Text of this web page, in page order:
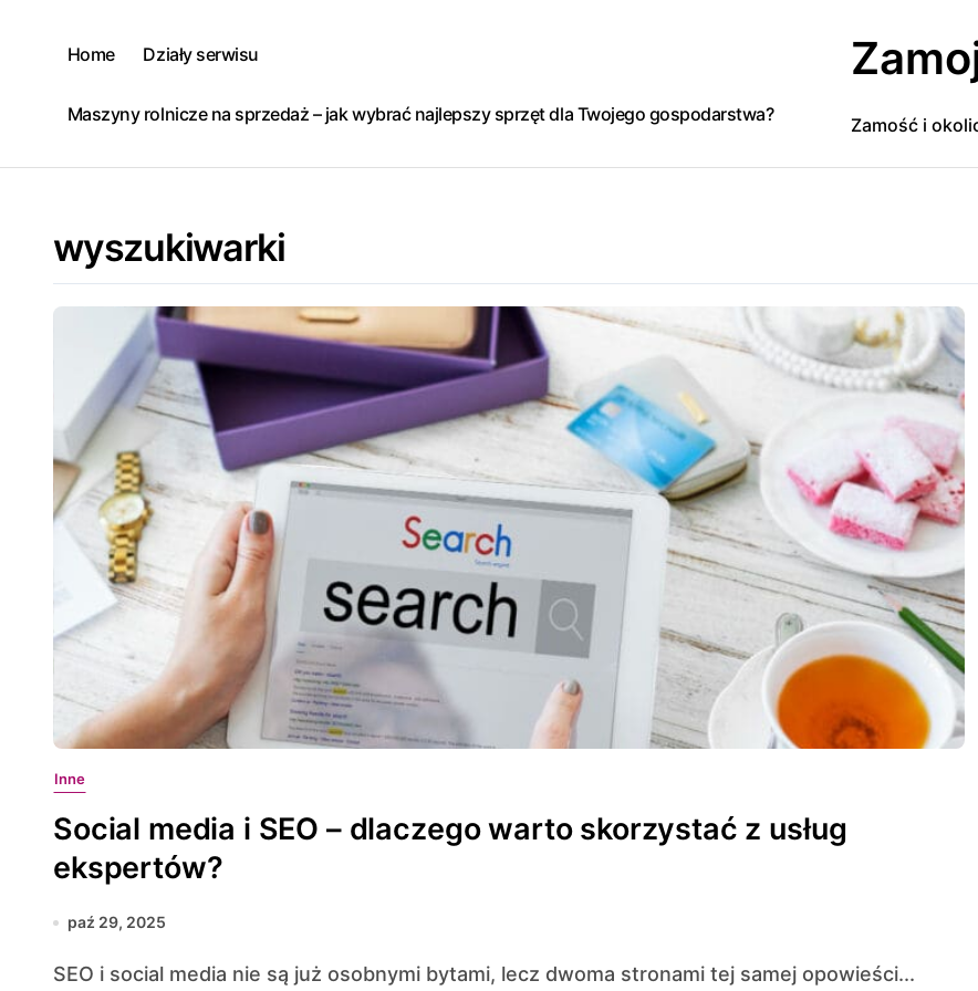
Home Działy serwisu
Maszyny rolnicze na sprzedaż – jak wybrać najlepszy sprzęt dla Twojego gospodarstwa?
Zamość i
wyszukiwarki
Inne
Social media i SEO – dlaczego warto skorzystać z usług
ekspertów?
paź 29, 2025
SEO i social media nie są już osobnymi bytami, lecz dwoma stronami tej samej opowieści...